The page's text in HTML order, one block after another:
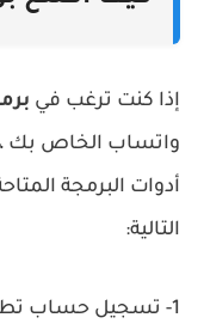
إذا كنت ترغب في
واتساب الخاص بك ،
أدوات البرمجة
التالية:
1- تسجيل حساب